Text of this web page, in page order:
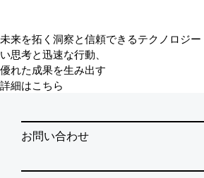
未来を拓く洞察と信頼できるテクノロジー
い思考と迅速な行動、
優れた成果を生み出す
詳細はこちら
お問い合わせ